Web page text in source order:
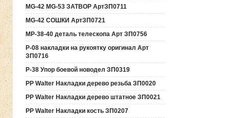
MG-42 MG-53 ЗАТВОР АртЗП0711
MG-42 СОШКИ АртЗП0721
MP-38-40 деталь телескопа Арт ЗП0756
P-08 накладки на рукоятку оригинал Арт
ЗП0716
P-38 Упор боевой новодел ЗП0319
PP Walter Накладки дерево резьба ЗП0020
PP Walter Накладки дерево штатное ЗП0021
PP Walter Накладки кость ЗП0207